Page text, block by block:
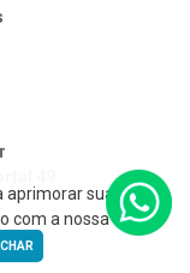
aprimorar sua
com a nossa